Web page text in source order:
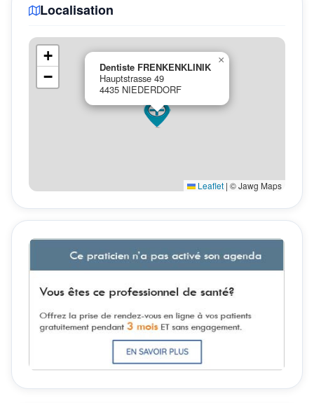
Localisation
Dentiste FRENKENKLINIK
Hauptstrasse 49
4435 NIEDERDORF
×
+
−
Leaflet | © Jawg Maps